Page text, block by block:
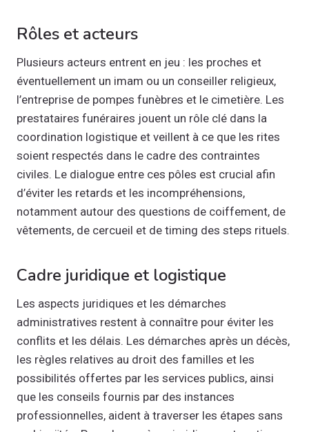
Rôles et acteurs
Plusieurs acteurs entrent en jeu : les proches et
éventuellement un imam ou un conseiller religieux,
l’entreprise de pompes funèbres et le cimetière. Les
prestataires funéraires jouent un rôle clé dans la
coordination logistique et veillent à ce que les rites
soient respectés dans le cadre des contraintes
civiles. Le dialogue entre ces pôles est crucial afin
d’éviter les retards et les incompréhensions,
notamment autour des questions de coiffement, de
vêtements, de cercueil et de timing des steps rituels.
Cadre juridique et logistique
Les aspects juridiques et les démarches
administratives restent à connaître pour éviter les
conflits et les délais. Les démarches après un décès,
les règles relatives au droit des familles et les
possibilités offertes par les services publics, ainsi
que les conseils fournis par des instances
professionnelles, aident à traverser les étapes sans